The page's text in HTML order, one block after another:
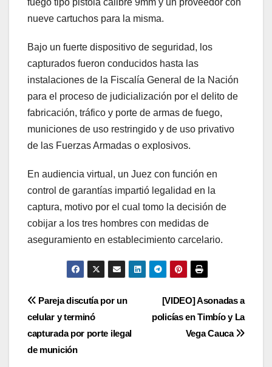
fuego tipo pistola calibre 9mm y un proveedor con
nueve cartuchos para la misma.
Bajo un fuerte dispositivo de seguridad, los
capturados fueron conducidos hasta las
instalaciones de la Fiscalía General de la Nación
para el proceso de judicialización por el delito de
fabricación, tráfico y porte de armas de fuego,
municiones de uso restringido y de uso privativo
de las Fuerzas Armadas o explosivos.
En audiencia virtual, un Juez con función en
control de garantías impartió legalidad en la
captura, motivo por el cual tomo la decisión de
cobijar a los tres hombres con medidas de
aseguramiento en establecimiento carcelario.
Navegación
de
entradas
[VIDEO] Asonadas a
policías en Timbío y La
Vega Cauca
Pareja discutía por un
celular y terminó
capturada por porte ilegal
de munición